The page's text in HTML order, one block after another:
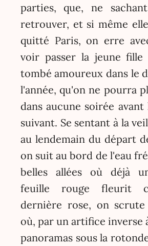
parties, que, ne
retrouver, et si même
quitté Paris, on erre
voir passer la jeune
tombé amoureux dans le
l'année, qu'on ne pourra
dans aucune soirée
suivant. Se sentant à la
au lendemain du départ
on suit au bord de l'eau
belles allées où déjà
feuille rouge fleurit
dernière rose, on
où, par un artifice inverse
panoramas sous la